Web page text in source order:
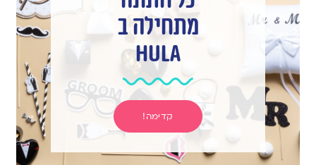
מתחילה ב
hula
קדימה!